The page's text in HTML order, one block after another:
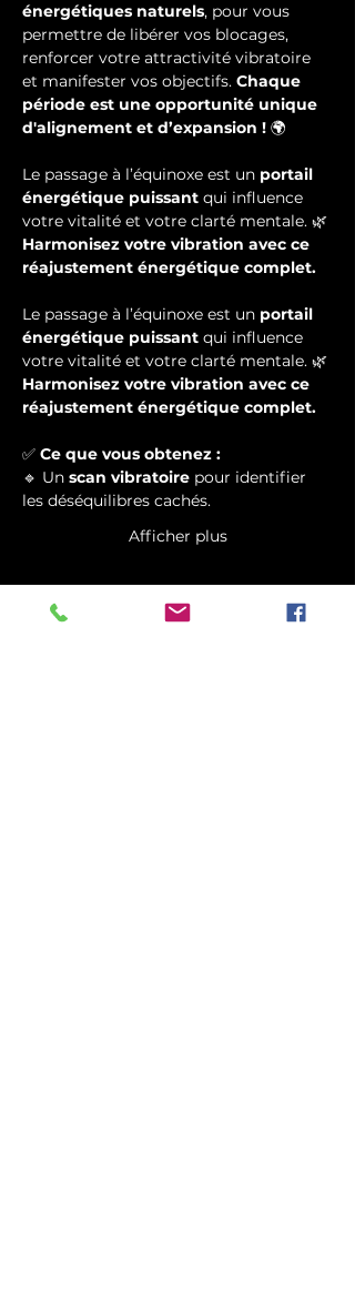
énergétiques naturels, pour vous
permettre de libérer vos blocages,
renforcer votre attractivité vibratoire
et manifester vos objectifs. Chaque
période est une opportunité unique
d'alignement et d’expansion ! 🌍
Le passage à l’équinoxe est un portail
énergétique puissant qui influence
votre vitalité et votre clarté mentale. 🌿
Harmonisez votre vibration avec ce
réajustement énergétique complet.
Le passage à l’équinoxe est un portail
énergétique puissant qui influence
votre vitalité et votre clarté mentale. 🌿
Harmonisez votre vibration avec ce
réajustement énergétique complet.
✅ Ce que vous obtenez :
🔹 Un scan vibratoire pour identifier
les déséquilibres cachés.
Afficher plus
Billets